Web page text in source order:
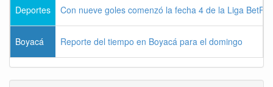
Deportes Con nueve goles comenzó la fecha 4 de la Liga
Boyacá Reporte del tiempo en Boyacá para el domingo